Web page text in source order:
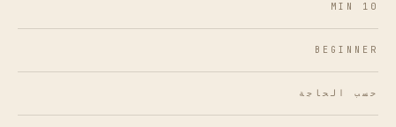
10 MIN
BEGINNER
حسب الحاجة